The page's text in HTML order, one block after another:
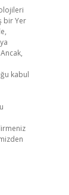
bir Yer
kabul